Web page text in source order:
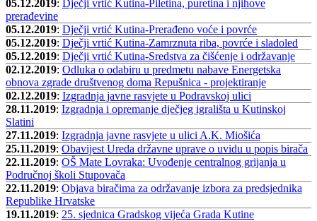
05.12.2019: Dječji vrtić Kutina-Piletina, puretina i njihove
prerađevine
05.12.2019: Dječji vrtić Kutina-Prerađeno voće i povrće
05.12.2019: Dječji vrtić Kutina-Zamrznuta riba, povrće i sladoled
05.12.2019: Dječji vrtić Kutina-Sredstva za čišćenje i održavanje
02.12.2019: Odluka o odabiru u predmetu nabave Energetska
obnova zgrade društvenog doma Repušnica - projektiranje
02.12.2019: Izgradnja javne rasvjete u Podravskoj ulici
28.11.2019: Izgradnja i opremanje dječjeg igrališta u Kutinskoj
Slatini
27.11.2019: Izgradnja javne rasvjete u ulici A.K. Miošića
25.11.2019: Obavijest Ureda državne uprave o uvidu u popis birača
22.11.2019: OŠ Mate Lovraka: Uvođenje centralnog grijanja u
Područnoj školi Stupovača
22.11.2019: Objava biračima za održavanje izbora za predsjednika
Republike Hrvatske
19.11.2019: 25. sjednica Gradskog vijeća Grada Kutine